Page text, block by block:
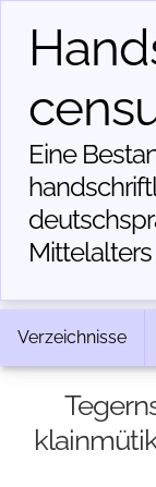
Eine
Mittelalters
Verzeichnisse